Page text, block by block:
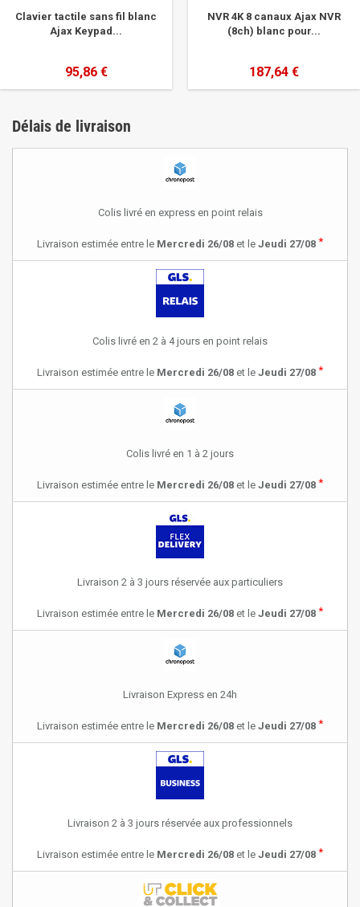
Clavier tactile sans fil blanc
Ajax Keypad...
95,86 €
NVR 4K 8 canaux Ajax NVR
(8ch) blanc pour...
187,64 €
Délais de livraison
Colis livré en express en point relais
Livraison estimée entre le Mercredi 26/08 et le Jeudi 27/08 *
Colis livré en 2 à 4 jours en point relais
Livraison estimée entre le Mercredi 26/08 et le Jeudi 27/08 *
Colis livré en 1 à 2 jours
Livraison estimée entre le Mercredi 26/08 et le Jeudi 27/08 *
Livraison 2 à 3 jours réservée aux particuliers
Livraison estimée entre le Mercredi 26/08 et le Jeudi 27/08 *
Livraison Express en 24h
Livraison estimée entre le Mercredi 26/08 et le Jeudi 27/08 *
Livraison 2 à 3 jours réservée aux professionnels
Livraison estimée entre le Mercredi 26/08 et le Jeudi 27/08 *